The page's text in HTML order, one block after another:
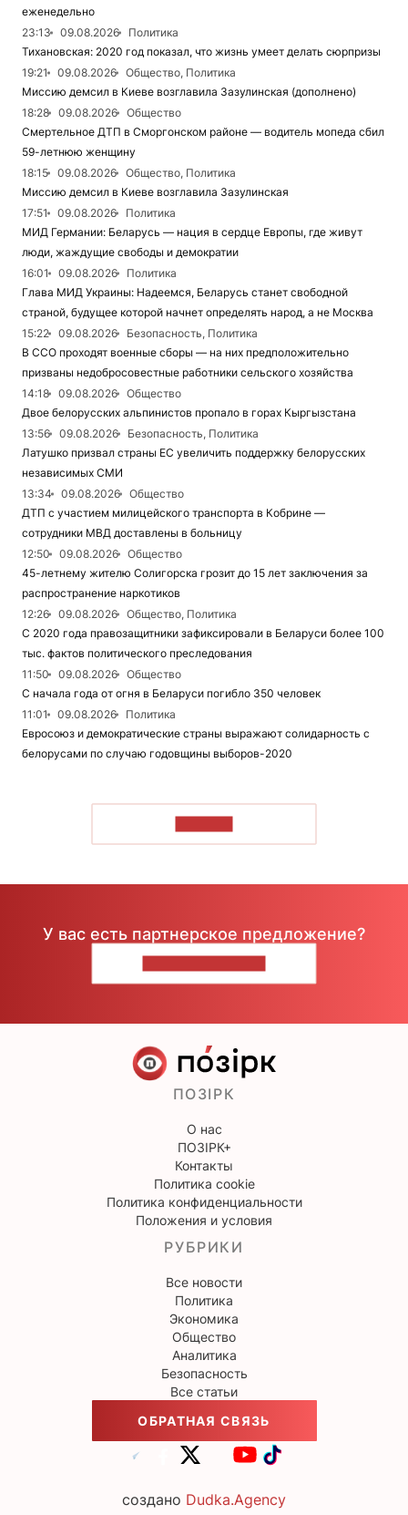
еженедельно
23:13
09.08.2026
Политика
Тихановская: 2020 год показал, что жизнь умеет делать сюрпризы
19:21
09.08.2026
Общество, Политика
Миссию демсил в Киеве возглавила Зазулинская (дополнено)
18:28
09.08.2026
Общество
Смертельное ДТП в Сморгонском районе — водитель мопеда сбил
59-летнюю женщину
18:15
09.08.2026
Общество, Политика
Миссию демсил в Киеве возглавила Зазулинская
17:51
09.08.2026
Политика
МИД Германии: Беларусь — нация в сердце Европы, где живут
люди, жаждущие свободы и демократии
16:01
09.08.2026
Политика
Глава МИД Украины: Надеемся, Беларусь станет свободной
страной, будущее которой начнет определять народ, а не Москва
15:22
09.08.2026
Безопасность, Политика
В ССО проходят военные сборы — на них предположительно
призваны недобросовестные работники сельского хозяйства
14:18
09.08.2026
Общество
Двое белорусских альпинистов пропало в горах Кыргызстана
13:56
09.08.2026
Безопасность, Политика
Латушко призвал страны ЕС увеличить поддержку белорусских
независимых СМИ
13:34
09.08.2026
Общество
ДТП с участием милицейского транспорта в Кобрине —
сотрудники МВД доставлены в больницу
12:50
09.08.2026
Общество
45-летнему жителю Солигорска грозит до 15 лет заключения за
распространение наркотиков
12:26
09.08.2026
Общество, Политика
С 2020 года правозащитники зафиксировали в Беларуси более 100
тыс. фактов политического преследования
11:50
09.08.2026
Общество
С начала года от огня в Беларуси погибло 350 человек
11:01
09.08.2026
Политика
Евросоюз и демократические страны выражают солидарность с
белорусами по случаю годовщины выборов-2020
У вас есть партнерское предложение?
ПОЗІРК
О нас
ПОЗІРК+
Контакты
Политика cookie
Политика конфиденциальности
Положения и условия
РУБРИКИ
Все новости
Политика
Экономика
Общество
Аналитика
Безопасность
Все статьи
ОБРАТНАЯ СВЯЗЬ
создано Dudka.Agency